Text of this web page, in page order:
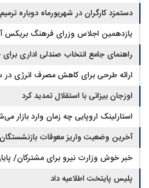
دستمزد کارگران در شهریورماه دوباره
یازدهمین اجلاس وزرای فرهنگ بریکس
راهنمای جامع انتخاب صندلی اداری
طراحی
ارائه طرحی برای کاهش مصرف انرژی
اوزجان بیزاتی با استقلال تمدید کرد
استارلینک اروپایی چه زمان وارد بازار
آخرین وضعیت واریز معوقات بازنشستگان
چقدر است؟
خبر خوش وزارت نیرو برای مشترکان/
پلیس پایتخت اطلاعیه داد